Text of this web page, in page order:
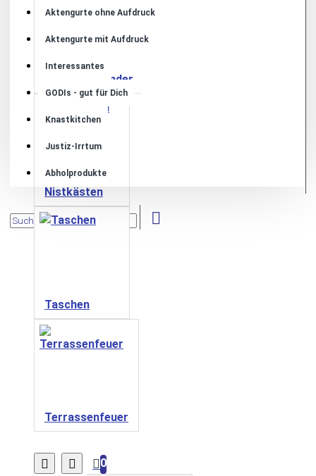
Aktengurte ohne Aufdruck
Aktengurte mit Aufdruck
Interessantes
GODIs - gut für Dich
Knastkitchen
Justiz-Irrtum
Abholprodukte
Müllsackständer
Nistkästen
Taschen
Terrassenfeuer
0